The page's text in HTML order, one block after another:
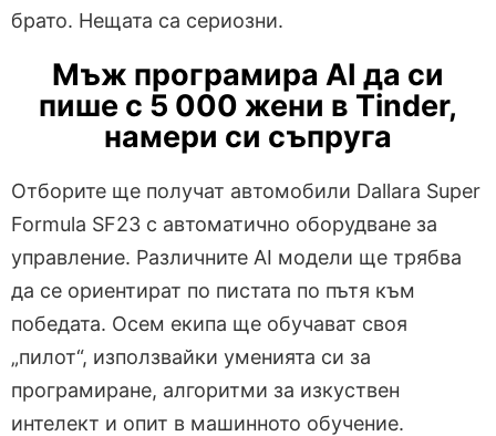
брато. Нещата са сериозни.
Мъж програмира AI да си
пише с 5 000 жени в Tinder,
намери си съпруга
Отборите ще получат автомобили Dallara Super
Formula SF23 с автоматично оборудване за
управление. Различните AI модели ще трябва
да се ориентират по пистата по пътя към
победата. Осем екипа ще обучават своя
„пилот“, използвайки уменията си за
програмиране, алгоритми за изкуствен
интелект и опит в машинното обучение.